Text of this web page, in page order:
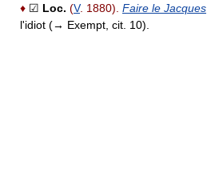
♦ ☑ Loc. (V. 1880). Faire le Jacques
l'idiot (→ Exempt, cit. 10).